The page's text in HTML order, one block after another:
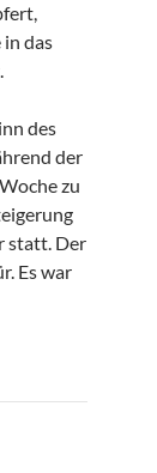
in das
des
der
zu
statt. Der
Es war